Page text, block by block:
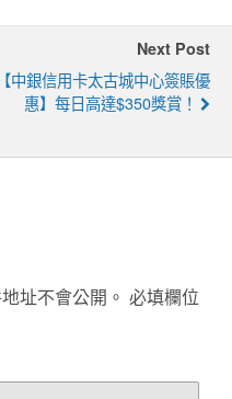
Next Post
【中銀信用卡太古城中心簽賬優
惠】每日高達$350獎賞！
址不會公開。 必填欄位